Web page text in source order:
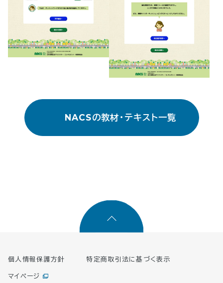
NACSの教材・テキスト一覧
個人情報保護方針 特定商取引法に基づく表示
マイページ